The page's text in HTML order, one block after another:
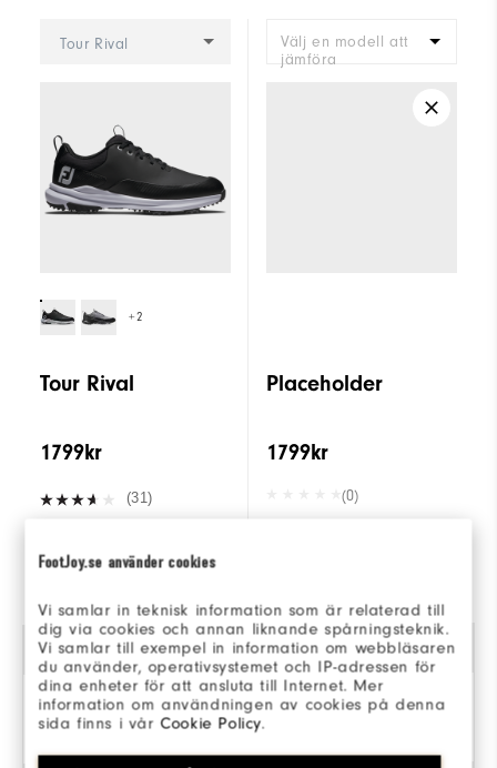
FootJoy.se använder cookies
Vi samlar in teknisk information som är relaterad till
dig via cookies och annan liknande spårningsteknik.
Vi samlar till exempel in information om webbläsaren
du använder, operativsystemet och IP-adressen för
dina enheter för att ansluta till Internet. Mer
information om användningen av cookies på denna
sida finns i vårCookie Policy.
Tour Rival
+2
Tour Rival
1799kr
(31)
HANDLA
Kön
Herr
Välj en modell att
jämföra
Placeholder
1799kr
(0)